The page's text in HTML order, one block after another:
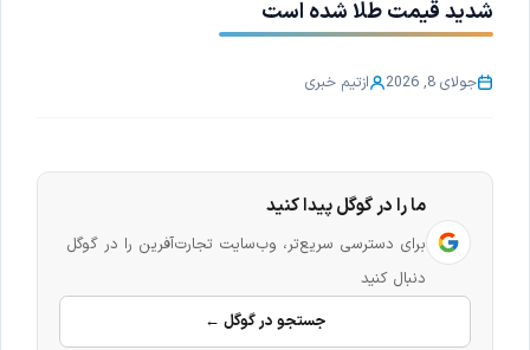
شدید قیمت طلا شده است
جولای 8, 2026 ازتیم خبری
ما را در گوگل پیدا کنید
برای دسترسی سریع‌تر، وب‌سایت تجارت‌آفرین را در گوگل
دنبال کنید
جستجو در گوگل ←